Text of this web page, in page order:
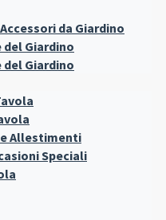
da Giardino
Giardino
Giardino
Allestimenti
Speciali